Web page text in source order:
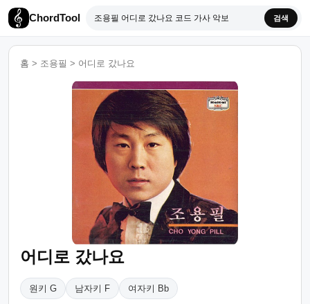
ChordTool 검색
홈 > 조용필 > 어디로 갔나요
어디로 갔나요
원키 G 남자키 F 여자키 Bb